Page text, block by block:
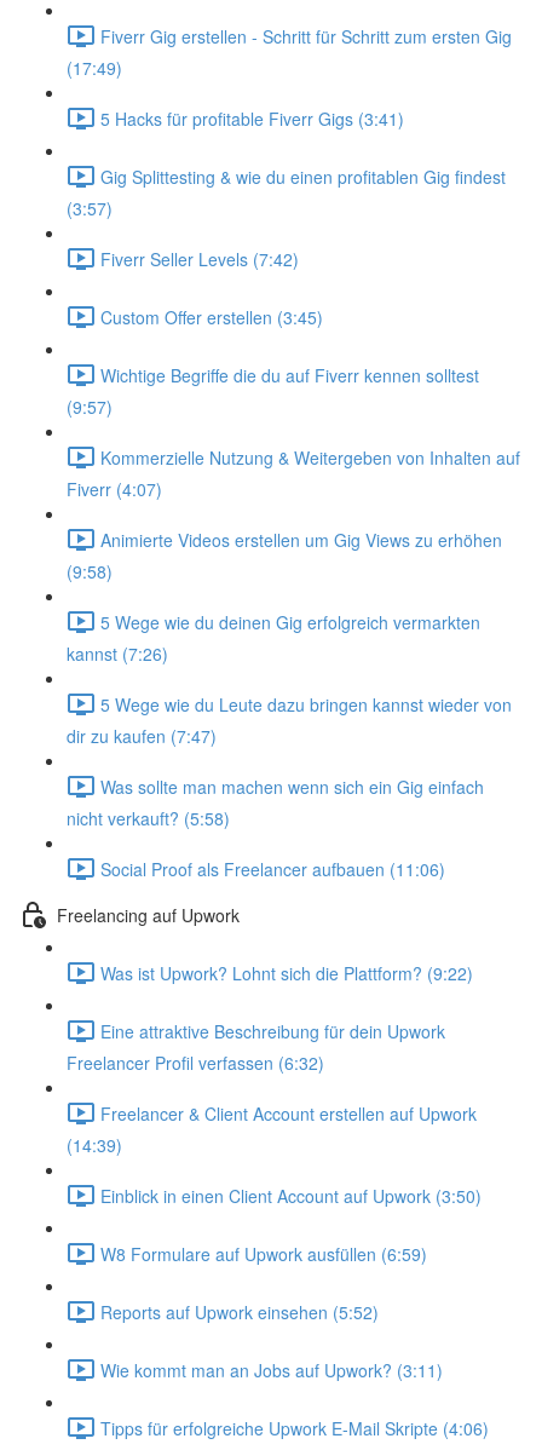
Fiverr Gig erstellen - Schritt für Schritt zum ersten Gig
(17:49)
5 Hacks für profitable Fiverr Gigs (3:41)
Gig Splittesting & wie du einen profitablen Gig findest
(3:57)
Fiverr Seller Levels (7:42)
Custom Offer erstellen (3:45)
Wichtige Begriffe die du auf Fiverr kennen solltest
(9:57)
Kommerzielle Nutzung & Weitergeben von Inhalten auf
Fiverr (4:07)
Animierte Videos erstellen um Gig Views zu erhöhen
(9:58)
5 Wege wie du deinen Gig erfolgreich vermarkten
kannst (7:26)
5 Wege wie du Leute dazu bringen kannst wieder von
dir zu kaufen (7:47)
Was sollte man machen wenn sich ein Gig einfach
nicht verkauft? (5:58)
Social Proof als Freelancer aufbauen (11:06)
Freelancing auf Upwork
Was ist Upwork? Lohnt sich die Plattform? (9:22)
Eine attraktive Beschreibung für dein Upwork
Freelancer Profil verfassen (6:32)
Freelancer & Client Account erstellen auf Upwork
(14:39)
Einblick in einen Client Account auf Upwork (3:50)
W8 Formulare auf Upwork ausfüllen (6:59)
Reports auf Upwork einsehen (5:52)
Wie kommt man an Jobs auf Upwork? (3:11)
Tipps für erfolgreiche Upwork E-Mail Skripte (4:06)